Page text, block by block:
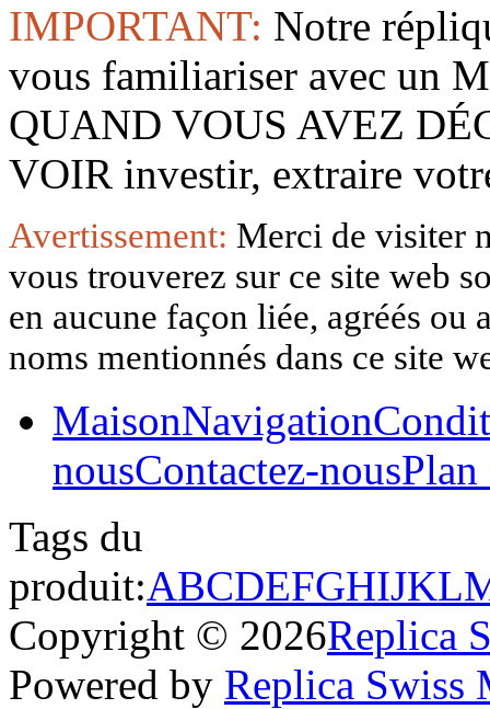
IMPORTANT: Notre
vous familiariser avec un
QUAND VOUS AVEZ
VOIR investir, extraire
Avertissement: Merci de visiter
vous trouverez sur ce site web
en aucune façon liée, agréés
noms mentionnés dans ce site
MaisonNavigation
nousContactez-nousPlan
Tags du
produit:ABCDEFGHIJKL
Copyright © 2026Replica
Powered by Replica Swiss